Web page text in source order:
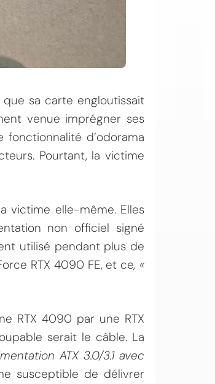
que sa carte engloutissait
venue imprégner ses
fonctionnalité d’odorama
Pourtant, la victime
victime elle-même. Elles
non officiel signé
utilisé pendant plus de
RTX 4090 FE, et ce, «
RTX 4090 par une RTX
serait le câble. La
ATX 3.0/3.1 avec
susceptible de délivrer